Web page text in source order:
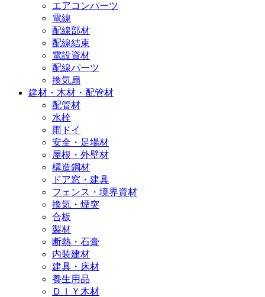
エアコンパーツ
電線
配線部材
配線結束
電設資材
配線パーツ
換気扇
建材・木材・配管材
配管材
水栓
雨ドイ
安全・足場材
屋根・外壁材
構造鋼材
ドア窓・建具
フェンス・境界資材
換気・煙突
合板
製材
断熱・石膏
内装建材
建具・床材
養生用品
ＤＩＹ木材